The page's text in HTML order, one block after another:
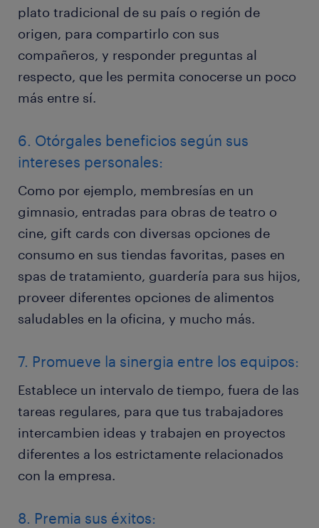
plato tradicional de su país o región de
origen, para compartirlo con sus
compañeros, y responder preguntas al
respecto, que les permita conocerse un poco
más entre sí.
6. Otórgales beneficios según sus
intereses personales:
Como por ejemplo, membresías en un
gimnasio, entradas para obras de teatro o
cine, gift cards con diversas opciones de
consumo en sus tiendas favoritas, pases en
spas de tratamiento, guardería para sus hijos,
proveer diferentes opciones de alimentos
saludables en la oficina, y mucho más.
7. Promueve la sinergia entre los equipos:
Establece un intervalo de tiempo, fuera de las
tareas regulares, para que tus trabajadores
intercambien ideas y trabajen en proyectos
diferentes a los estrictamente relacionados
con la empresa.
8. Premia sus éxitos: